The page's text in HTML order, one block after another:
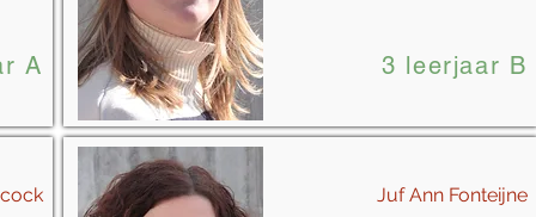
A 3 leerjaar B
Juf Ann Fonteijne